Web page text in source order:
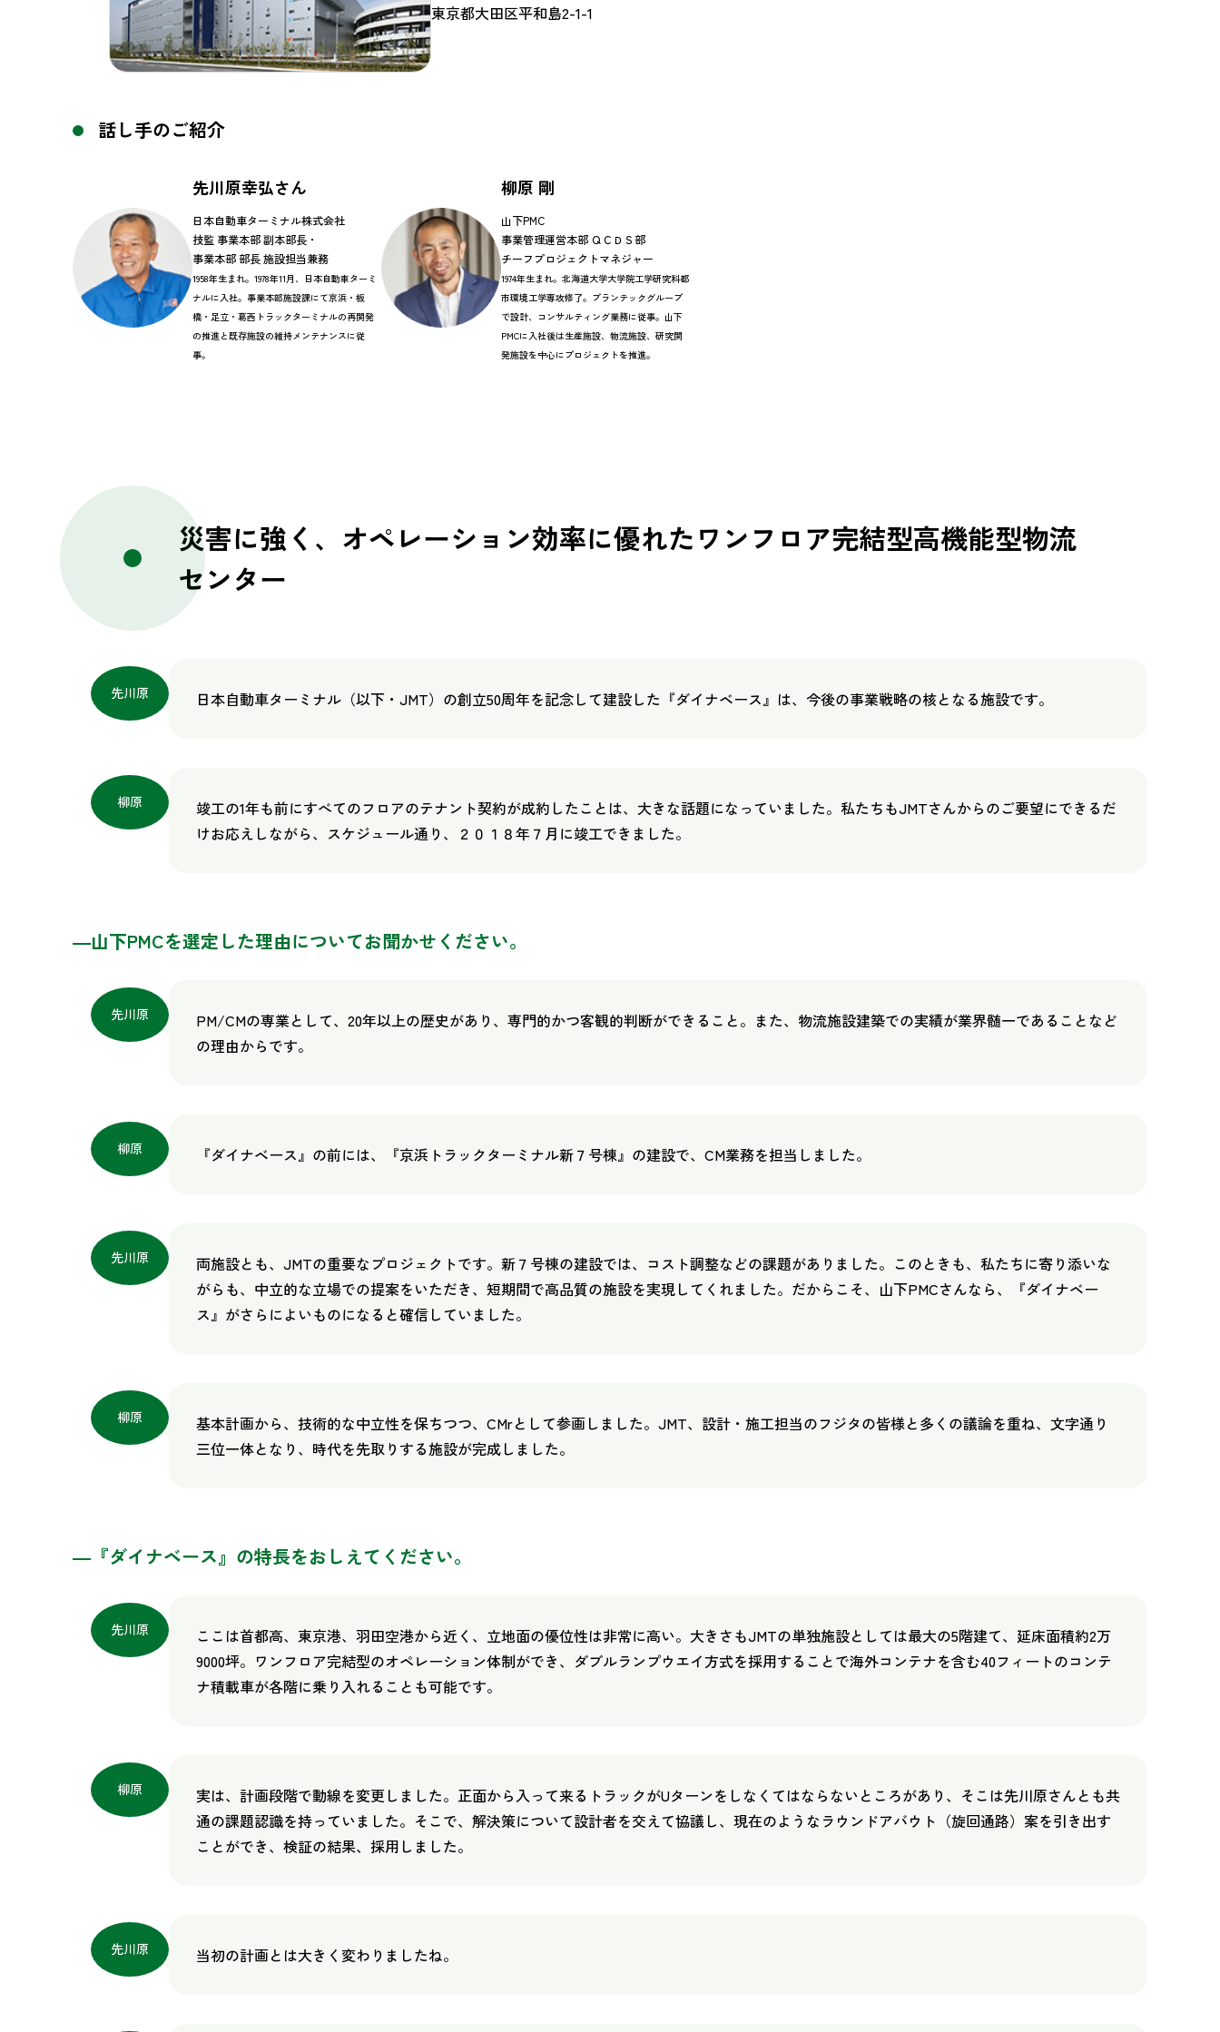
東京都大田区平和島2-1-1
話し手のご紹介
先川原幸弘さん
日本自動車ターミナル株式会社
技監 事業本部 副本部長・
事業本部 部長 施設担当兼務
1958年生まれ。1978年11月、日本自動車ターミ
ナルに入社。事業本部施設課にて京浜・板
橋・足立・葛西トラックターミナルの再開発
の推進と既存施設の維持メンテナンスに従
事。
柳原 剛
山下PMC
事業管理運営本部 ＱＣＤＳ部
チーフプロジェクトマネジャー
1974年生まれ。北海道大学大学院工学研究科都
市環境工学専攻修了。プランテックグループ
で設計、コンサルティング業務に従事。山下
PMCに入社後は生産施設、物流施設、研究開
発施設を中心にプロジェクトを推進。
災害に強く、オペレーション効率に優れたワンフロア完結型高機能型物流
センター
先川原 日本自動車ターミナル（以下・JMT）の創立50周年を記念して建設した『ダイナベース』は、今後の事業戦略の核となる施設です。
柳原
竣工の1年も前にすべてのフロアのテナント契約が成約したことは、大きな話題になっていました。私たちもJMTさんからのご要望にできるだ
けお応えしながら、スケジュール通り、２０１８年７月に竣工できました。
―山下PMCを選定した理由についてお聞かせください。
先川原
PM/CMの専業として、20年以上の歴史があり、専門的かつ客観的判断ができること。また、物流施設建築での実績が業界髄一であることなど
の理由からです。
柳原 『ダイナベース』の前には、『京浜トラックターミナル新７号棟』の建設で、CM業務を担当しました。
先川原
両施設とも、JMTの重要なプロジェクトです。新７号棟の建設では、コスト調整などの課題がありました。このときも、私たちに寄り添いな
がらも、中立的な立場での提案をいただき、短期間で高品質の施設を実現してくれました。だからこそ、山下PMCさんなら、『ダイナベー
ス』がさらによいものになると確信していました。
柳原
基本計画から、技術的な中立性を保ちつつ、CMrとして参画しました。JMT、設計・施工担当のフジタの皆様と多くの議論を重ね、文字通り
三位一体となり、時代を先取りする施設が完成しました。
―『ダイナベース』の特長をおしえてください。
先川原
ここは首都高、東京港、羽田空港から近く、立地面の優位性は非常に高い。大きさもJMTの単独施設としては最大の5階建て、延床面積約2万
9000坪。ワンフロア完結型のオペレーション体制ができ、ダブルランプウエイ方式を採用することで海外コンテナを含む40フィートのコンテ
ナ積載車が各階に乗り入れることも可能です。
柳原
実は、計画段階で動線を変更しました。正面から入って来るトラックがUターンをしなくてはならないところがあり、そこは先川原さんとも共
通の課題認識を持っていました。そこで、解決策について設計者を交えて協議し、現在のようなラウンドアバウト（旋回通路）案を引き出す
ことができ、検証の結果、採用しました。
先川原 当初の計画とは大きく変わりましたね。